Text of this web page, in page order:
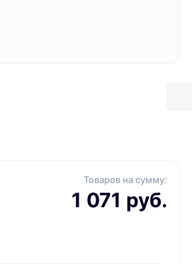
Товаров на сумму:
1 071 руб.